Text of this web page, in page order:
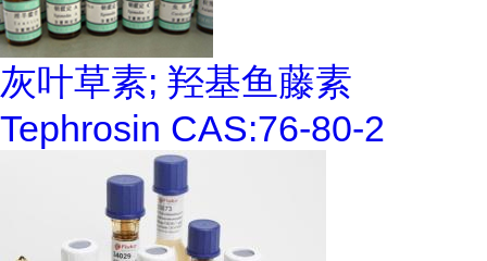
灰叶草素; 羟基鱼藤素
Tephrosin CAS:76-80-2